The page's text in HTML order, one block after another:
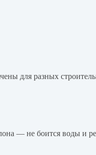
для разных
— не боится воды и